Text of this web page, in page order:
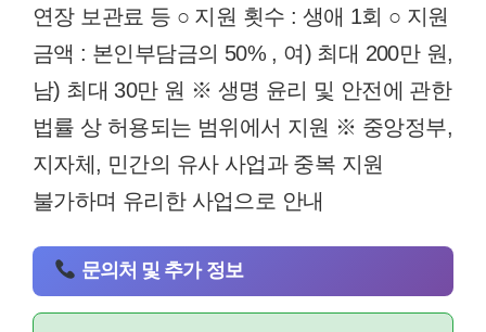
연장 보관료 등 ○ 지원 횟수 : 생애 1회 ○ 지원
금액 : 본인부담금의 50% , 여) 최대 200만 원,
남) 최대 30만 원 ※ 생명 윤리 및 안전에 관한
법률 상 허용되는 범위에서 지원 ※ 중앙정부,
지자체, 민간의 유사 사업과 중복 지원
불가하며 유리한 사업으로 안내
문의처 및 추가 정보